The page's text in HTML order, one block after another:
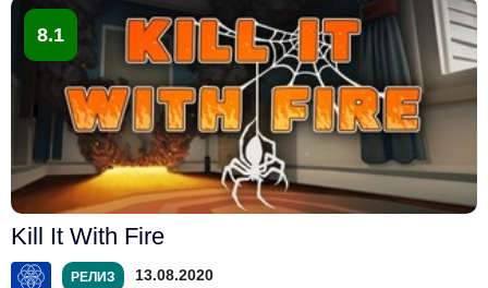
8.1
Kill It With Fire
РЕЛИЗ 13.08.2020